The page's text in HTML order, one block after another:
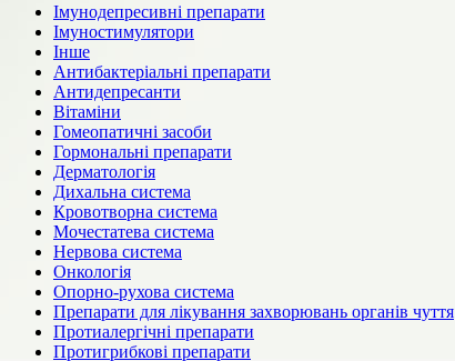
Імунодепресивні препарати
Імуностимулятори
Інше
Антибактеріальні препарати
Антидепресанти
Вітаміни
Гомеопатичні засоби
Гормональні препарати
Дерматологія
Дихальна система
Кровотворна система
Мочестатева система
Нервова система
Онкологія
Опорно-рухова система
Препарати для лікування захворювань органів чуття
Протиалергічні препарати
Протигрибкові препарати